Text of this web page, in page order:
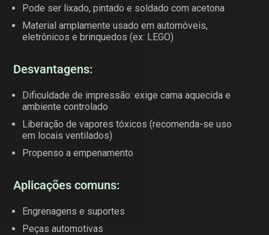
Pode ser lixado, pintado e soldado com acetona
Material amplamente usado em automóveis,
eletrônicos e brinquedos (ex: LEGO)
Desvantagens:
Dificuldade de impressão: exige cama aquecida e
ambiente controlado
Liberação de vapores tóxicos (recomenda-se uso
em locais ventilados)
Propenso a empenamento
Aplicações comuns:
Engrenagens e suportes
Peças automotivas